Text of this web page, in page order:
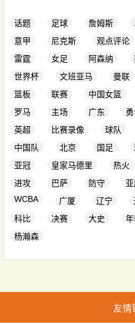
话题
足球 詹姆斯
意甲
尼克斯 观点评论
雷霆
女足 阿森纳
世界杯
文班亚马 曼联
篮板
联赛 中国女篮
罗马
主场 广东
英超
比赛录像 球队
中国队
北京 国足
亚冠
皇家马德里 热火
进攻
巴萨 防守
WCBA
广厦 辽宁
科比
决赛 大史
杨瀚森
友情